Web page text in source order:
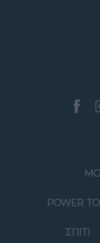
POWER
ΣΠΙΤΙ